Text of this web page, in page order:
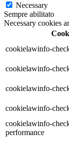
Necessary
Sempre abilitato
Necessary cookies
cookielawinfo-
cookielawinfo-
cookielawinfo-
cookielawinfo-
cookielawinfo-
performance